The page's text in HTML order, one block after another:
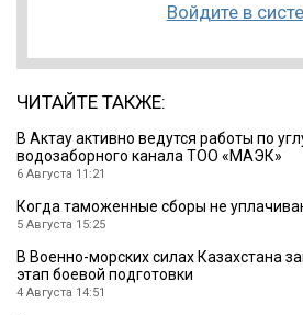
Войдите в
ЧИТАЙТЕ ТАКЖЕ:
В Актау активно ведутся работы по
водозаборного канала ТОО «МАЭК»
6 Августа 11:21
Когда таможенные сборы не
5 Августа 15:25
В Военно-морских силах Казахстана
этап боевой подготовки
4 Августа 14:51